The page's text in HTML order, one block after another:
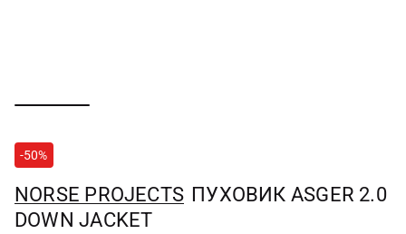
-50%
NORSE PROJECTS ПУХОВИК ASGER 2.0
DOWN JACKET